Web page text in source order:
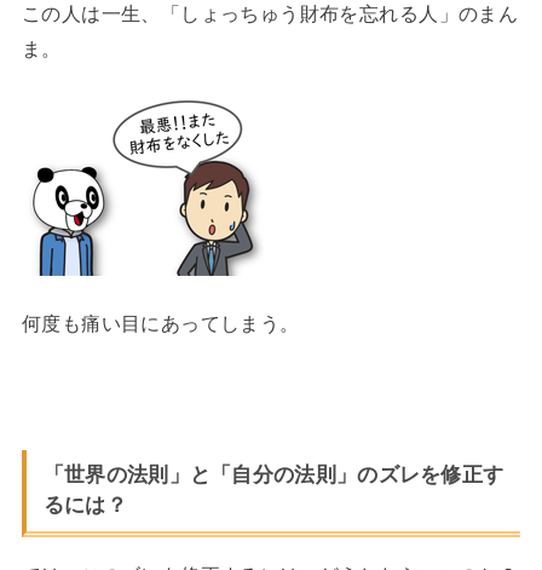
この人は一生、「しょっちゅう財布を忘れる人」のまん
ま。
何度も痛い目にあってしまう。
「世界の法則」と「自分の法則」のズレを修正す
るには？